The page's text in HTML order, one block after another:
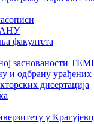
факултета
заснованости
и одбрану
дисертација
у